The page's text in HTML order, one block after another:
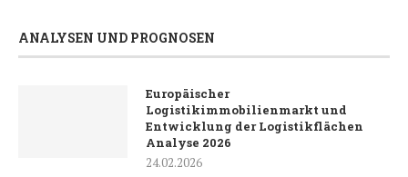
ANALYSEN UND PROGNOSEN
Europäischer
Logistikimmobilienmarkt und
Entwicklung der Logistikflächen
Analyse 2026
24.02.2026